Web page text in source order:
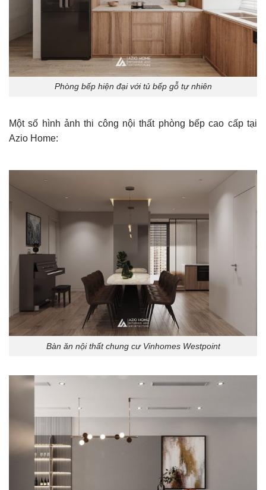
Phòng bếp hiện đại với tủ bếp gỗ tự nhiên
Một số hình ảnh thi công nội thất phòng bếp cao cấp tại
Azio Home:
Bàn ăn nội thất chung cư Vinhomes Westpoint